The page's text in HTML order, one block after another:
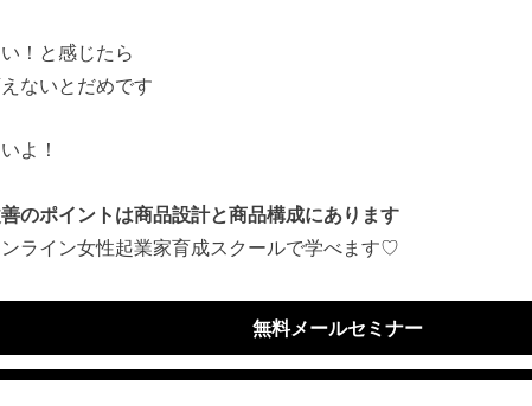
！と感じたら
ないとだめです
よ！
のポイントは商品設計と商品構成にあります
ンライン女性起業家育成スクールで学べます♡
無料メールセミナー